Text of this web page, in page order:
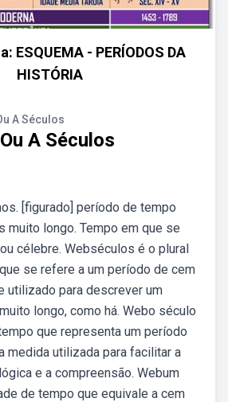
ESQUEMA - PERÍODOS DA
HISTÓRIA
A Séculos
A Séculos
[figurado] período de tempo
muito longo. Tempo em que se
célebre. Webséculos é o plural
se refere a um período de cem
utilizado para descrever um
longo, como há. Webo século
que representa um período
medida utilizada para facilitar a
e a compreensão. Webum
de tempo que equivale a cem